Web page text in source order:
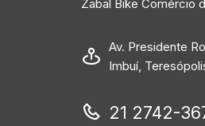
Zabal Bike Comércio
Av. Presidente
Imbuí,
21 2742-